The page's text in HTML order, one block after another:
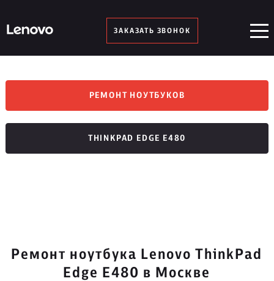
ЗАКАЗАТЬ ЗВОНОК
РЕМОНТ НОУТБУКОВ
THINKPAD EDGE E480
Ремонт ноутбука Lenovo ThinkPad
Edge E480 в Москве